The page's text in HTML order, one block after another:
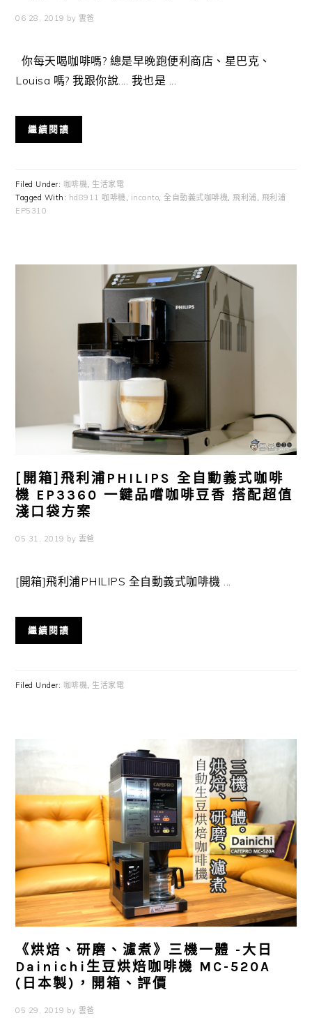
06 28, 2019 by 雲爸
你每天喝咖啡嗎? 總是早晚跑便利商店、星巴克、
Louisa 嗎? 我跟你說.... 我也是 ...
繼續閱讀
Filed Under: 咖啡機
生活家電
Tagged With: hd8911 咖啡機 incanto ,全自動義式咖啡機 ,飛利浦 飛利浦
EP5310
[開箱]飛利浦PHILIPS 全自動義式咖啡
機 EP3360 一鍵品嚐咖啡豆香 搭配超值
淺口袋方案
05 31, 2019 by 雲爸
[開箱]飛利浦PHILIPS 全自動義式咖啡機 ...
繼續閱讀
Filed Under: 咖啡機, 生活家電
《烘焙、研磨、濾煮》三機一體 -大日
Dainichi生豆烘焙咖啡機 MC-520A
(日本製)，開箱、評價
05 29, 2019 by 雲爸